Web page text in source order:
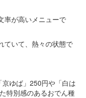
率が高いメニューで
ていて、熱々の状態で
京ゆば」250円や「白は
特別感のあるおでん種